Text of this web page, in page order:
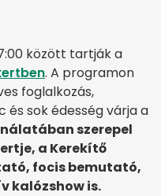
között tartják a
. A programon
foglalkozás,
sok édesség várja a
szerepel
a Kerekítő
focis bemutató,
kalózshow is.